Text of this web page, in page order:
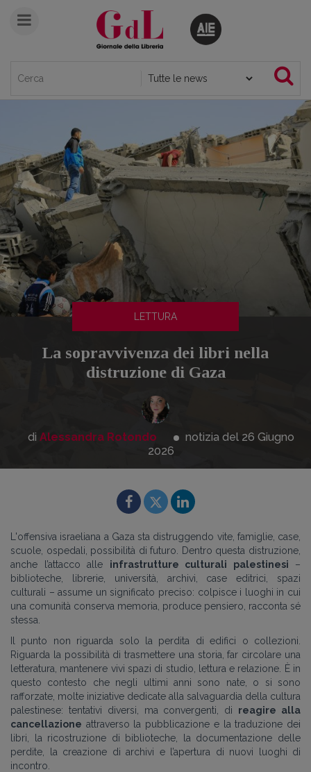
LETTURA
La sopravvivenza dei libri nella
distruzione di Gaza
di Alessandra Rotondo notizia del 26 Giugno
2026
L'offensiva israeliana a Gaza sta distruggendo vite, famiglie, case,
scuole, ospedali, possibilità di futuro. Dentro questa distruzione,
anche l’attacco alle infrastrutture culturali palestinesi –
biblioteche, librerie, università, archivi, case editrici, spazi
culturali – assume un significato preciso: colpisce i luoghi in cui
una comunità conserva memoria, produce pensiero, racconta sé
stessa.
Il punto non riguarda solo la perdita di edifici o collezioni.
Riguarda la possibilità di trasmettere una storia, far circolare una
letteratura, mantenere vivi spazi di studio, lettura e relazione. È in
questo contesto che negli ultimi anni sono nate, o si sono
rafforzate, molte iniziative dedicate alla salvaguardia della cultura
palestinese: tentativi diversi, ma convergenti, di reagire alla
cancellazione attraverso la pubblicazione e la traduzione dei
libri, la ricostruzione di biblioteche, la documentazione delle
perdite, la creazione di archivi e l’apertura di nuovi luoghi di
incontro.